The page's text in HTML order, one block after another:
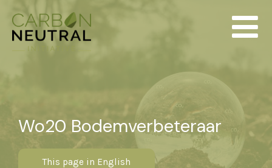
content
Wo20 Bodemverbeteraar
This page in English